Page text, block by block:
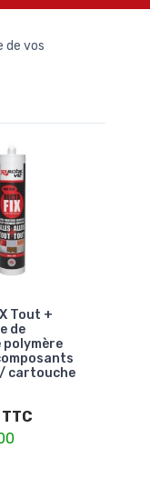
de vos
Tout +
de
polymère
cartouche